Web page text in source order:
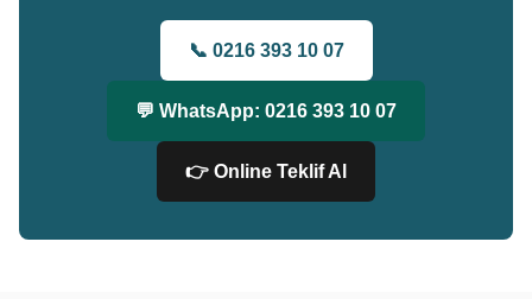
📞 0216 393 10 07
💬 WhatsApp: 0216 393 10 07
👉 Online Teklif Al